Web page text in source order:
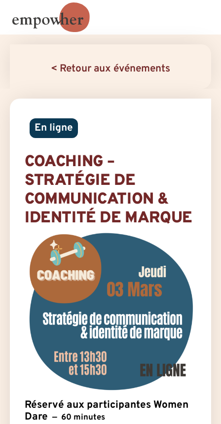
< Retour aux événements
En ligne
COACHING –
STRATÉGIE DE
COMMUNICATION &
IDENTITÉ DE MARQUE
Réservé aux participantes Women
Dare
60 minutes